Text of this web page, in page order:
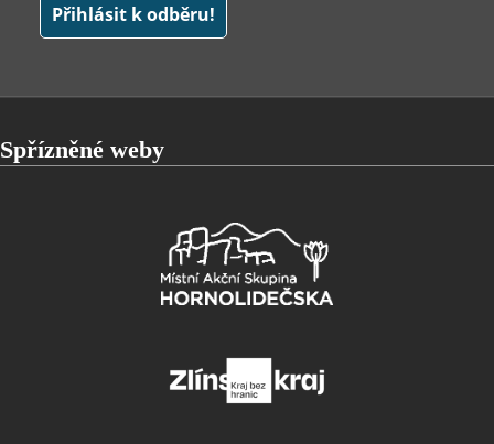
Spřízněné weby